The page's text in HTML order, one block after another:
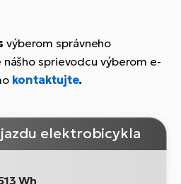
výberom správneho
nášho sprievodcu výberom e-
kontaktujte.
elektrobicykla
Wh